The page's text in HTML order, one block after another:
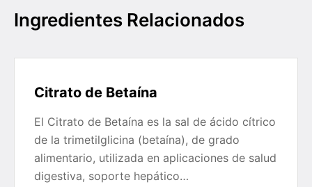
Ingredientes Relacionados
Citrato de Betaína
El Citrato de Betaína es la sal de ácido cítrico
de la trimetilglicina (betaína), de grado
alimentario, utilizada en aplicaciones de salud
digestiva, soporte hepático…